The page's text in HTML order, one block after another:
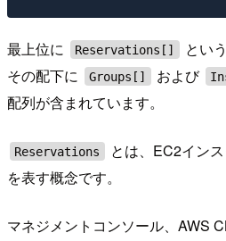
最上位に Reservations[]
とい
その配下に
Groups[] および
配列が含まれています。
Reservations
とは、EC2イン
を表す概念です。
マネジメントコンソール、AWS